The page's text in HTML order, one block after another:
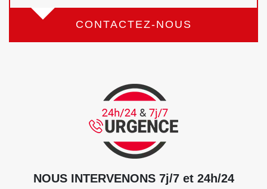
CONTACTEZ-NOUS
NOUS INTERVENONS 7j/7 et 24h/24